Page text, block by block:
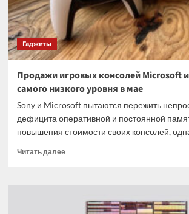
в
двух
шагах
от
находки
Гаджеты
Продажи игровых консолей Microsoft
самого низкого уровня в мае
Sony и Microsoft пытаются пережить
дефицита оперативной и постоянной
повышения стоимости своих консолей,
Читать далееПрочитать
консолей